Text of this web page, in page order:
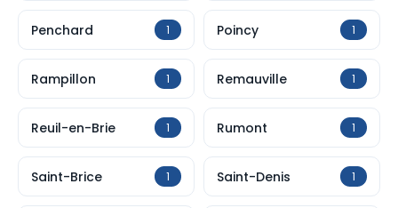
Penchard 1 Poincy 1
Rampillon 1 Remauville 1
Reuil-en-Brie 1 Rumont 1
Saint-Brice 1 Saint-Denis 1